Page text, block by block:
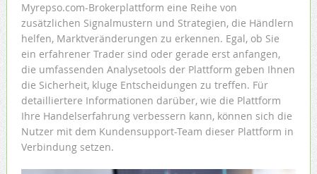
Myrepso.com-Brokerplattform eine Reihe von
zusätzlichen Signalmustern und Strategien, die Händlern
helfen, Marktveränderungen zu erkennen. Egal, ob Sie
ein erfahrener Trader sind oder gerade erst anfangen,
die umfassenden Analysetools der Plattform geben Ihnen
die Sicherheit, kluge Entscheidungen zu treffen. Für
detailliertere Informationen darüber, wie die Plattform
Ihre Handelserfahrung verbessern kann, können sich die
Nutzer mit dem Kundensupport-Team dieser Plattform in
Verbindung setzen.